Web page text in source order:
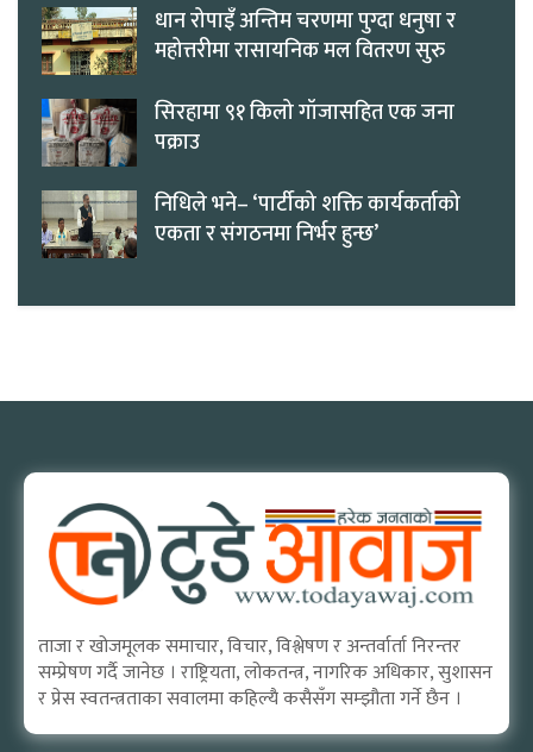
धान रोपाइँ अन्तिम चरणमा पुग्दा धनुषा र
महोत्तरीमा रासायनिक मल वितरण सुरु
सिरहामा ९१ किलो गाँजासहित एक जना
पक्राउ
निधिले भने– ‘पार्टीको शक्ति कार्यकर्ताको
एकता र संगठनमा निर्भर हुन्छ’
ताजा र खोजमूलक समाचार, विचार, विश्लेषण र अन्तर्वार्ता निरन्तर
सम्प्रेषण गर्दै जानेछ । राष्ट्रियता, लोकतन्त्र, नागरिक अधिकार, सुशासन
र प्रेस स्वतन्त्रताका सवालमा कहिल्यै कसैसँग सम्झौता गर्ने छैन ।